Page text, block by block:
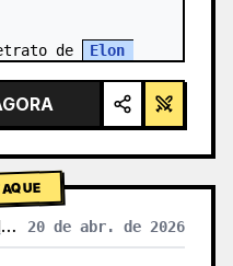
de
Elon
esquema técnico
20 de abr. de 2026